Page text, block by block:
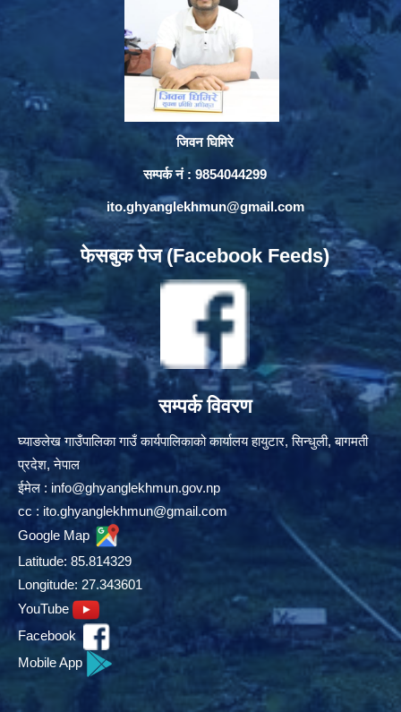
जिवन घिमिरे
सम्पर्क नं : 9854044299
ito.ghyanglekhmun@gmail.com
फेसबुक पेज (Facebook Feeds)
सम्पर्क विवरण
घ्याङलेख गाउँपालिका गाउँ कार्यपालिकाको कार्यालय हायुटार, सिन्धुली, बागमती
प्रदेश, नेपाल
ईमेल : info@ghyanglekhmun.gov.np
cc : ito.ghyanglekhmun@gmail.com
Google Map
Latitude: 85.814329
Longitude: 27.343601
YouTube
Facebook
Mobile App